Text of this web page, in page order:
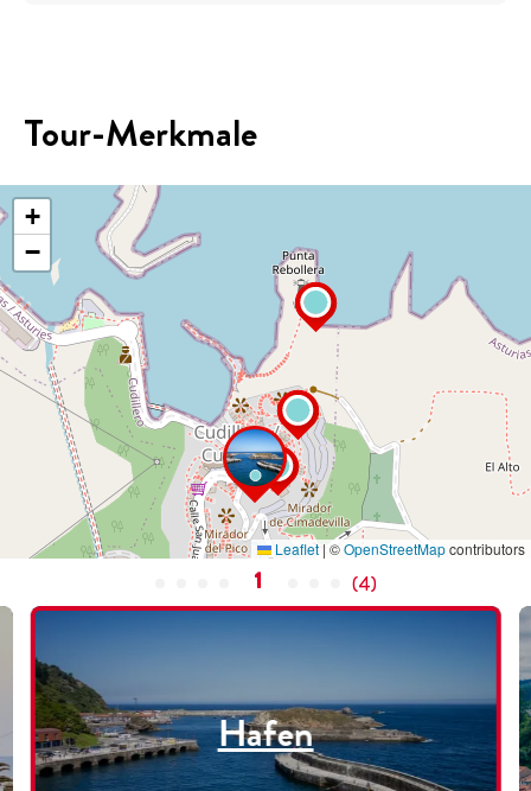
Tour-Merkmale
+
−
Leaflet| ©OpenStreetMapcontributors
1 (4)
Hafen